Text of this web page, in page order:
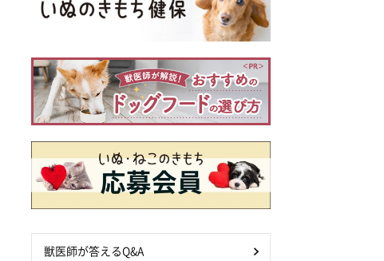
獣医師が答えるQ&A